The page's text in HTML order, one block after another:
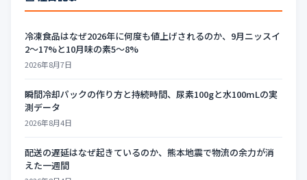
冷凍食品はなぜ2026年に何度も値上げされるのか、9月ニッスイ
2〜17%と10月味の素5〜8%
2026年8月7日
瞬間冷却パックの作り方と持続時間、尿素100gと水100mLの実
測データ
2026年8月4日
配送の遅延はなぜ起きているのか、熊本地震で物流の余力が消
えた一週間